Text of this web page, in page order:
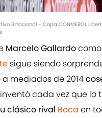
Binacional - Copa CONMEBOL
Marcelo Gallardo
sigue siendo
mediados de 2014
cada vez que lo
clásico rival Boca en